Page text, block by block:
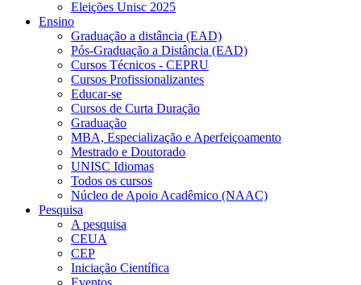
Eleições Unisc 2025
Ensino
Graduação a distância (EAD)
Pós-Graduação a Distância (EAD)
Cursos Técnicos - CEPRU
Cursos Profissionalizantes
Educar-se
Cursos de Curta Duração
Graduação
MBA, Especialização e Aperfeiçoamento
Mestrado e Doutorado
UNISC Idiomas
Todos os cursos
Núcleo de Apoio Acadêmico (NAAC)
Pesquisa
A pesquisa
CEUA
CEP
Iniciação Científica
Eventos